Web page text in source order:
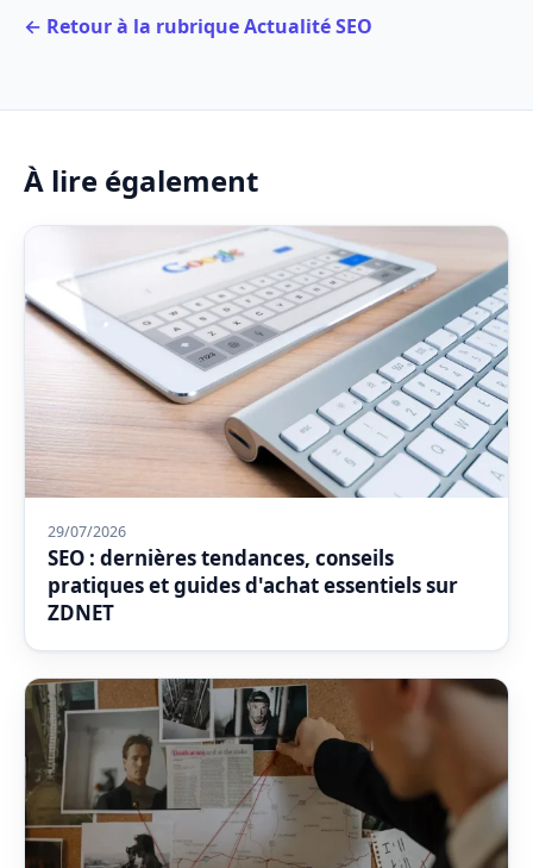
← Retour à la rubrique Actualité SEO
À lire également
29/07/2026
SEO : dernières tendances, conseils
pratiques et guides d'achat essentiels sur
ZDNET